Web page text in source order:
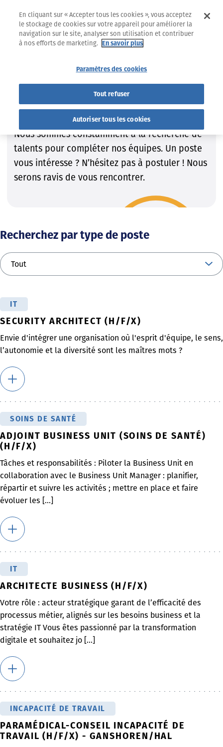
Trouvez le job qui VOUS convient !
Trouvez le job qui VOUS
convient !
Nous sommes constamment à la recherche de
talents pour compléter nos équipes. Un poste
vous intéresse ? N’hésitez pas à postuler ! Nous
serons ravis de vous rencontrer.
Recherchez par type de poste
IT
SECURITY ARCHITECT (H/F/X)
Envie d'intégrer une organisation où l'esprit d'équipe, le sens,
l’autonomie et la diversité sont les maîtres mots ?
SOINS DE SANTÉ
ADJOINT BUSINESS UNIT (SOINS DE SANTÉ)
(H/F/X)
Tâches et responsabilités : Piloter la Business Unit en
collaboration avec le Business Unit Manager : planifier,
répartir et suivre les activités ; mettre en place et faire
évoluer les [...]
IT
ARCHITECTE BUSINESS (H/F/X)
Votre rôle : acteur stratégique garant de l’efficacité des
processus métier, alignés sur les besoins business et la
stratégie IT Vous êtes passionné par la transformation
digitale et souhaitez jo [...]
INCAPACITÉ DE TRAVAIL
PARAMÉDICAL-CONSEIL INCAPACITÉ DE
TRAVAIL (H/F/X) - GANSHOREN/HAL
En cliquant sur « Accepter tous les cookies », vous acceptez
le stockage de cookies sur votre appareil pour améliorer la
navigation sur le site, analyser son utilisation et contribuer
à nos efforts de marketing. En savoir plus
Paramètres des cookies
Tout refuser
Autoriser tous les cookies